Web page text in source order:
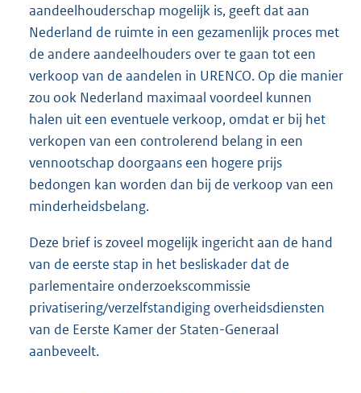
aandeelhouderschap mogelijk is, geeft dat aan
Nederland de ruimte in een gezamenlijk proces met
de andere aandeelhouders over te gaan tot een
verkoop van de aandelen in URENCO. Op die manier
zou ook Nederland maximaal voordeel kunnen
halen uit een eventuele verkoop, omdat er bij het
verkopen van een controlerend belang in een
vennootschap doorgaans een hogere prijs
bedongen kan worden dan bij de verkoop van een
minderheidsbelang.
Deze brief is zoveel mogelijk ingericht aan de hand
van de eerste stap in het besliskader dat de
parlementaire onderzoekscommissie
privatisering/verzelfstandiging overheidsdiensten
van de Eerste Kamer der Staten-Generaal
aanbeveelt.